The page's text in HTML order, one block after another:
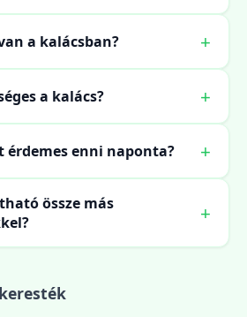
a kalácsban?
a kalács?
érdemes enni naponta?
össze más